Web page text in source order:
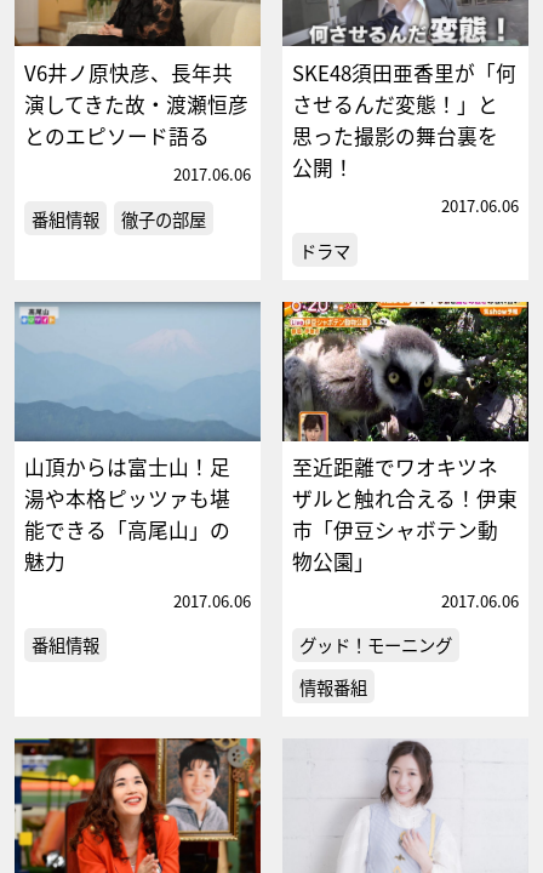
V6井ノ原快彦、長年共
演してきた故・渡瀬恒彦
とのエピソード語る
2017.06.06
番組情報 徹子の部屋
SKE48須田亜香里が「何
させるんだ変態！」と
思った撮影の舞台裏を
公開！
2017.06.06
ドラマ
山頂からは富士山！足
湯や本格ピッツァも堪
能できる「高尾山」の
魅力
2017.06.06
番組情報
至近距離でワオキツネ
ザルと触れ合える！伊東
市「伊豆シャボテン動
物公園」
2017.06.06
グッド！モーニング
情報番組